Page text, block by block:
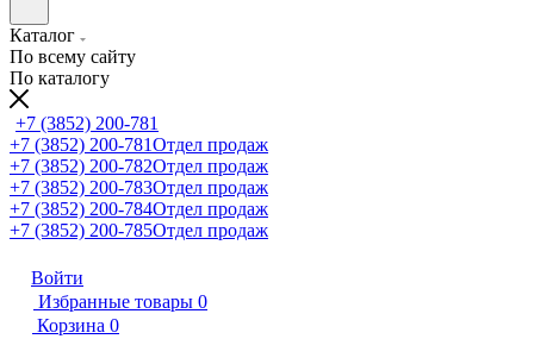
Каталог
По всему сайту
По каталогу
+7 (3852) 200-781
+7 (3852) 200-781Отдел продаж
+7 (3852) 200-782Отдел продаж
+7 (3852) 200-783Отдел продаж
+7 (3852) 200-784Отдел продаж
+7 (3852) 200-785Отдел продаж
Войти
Избранные товары 0
Корзина 0